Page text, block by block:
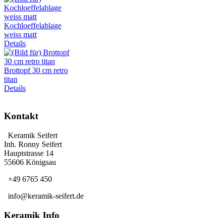
Kochloeffelablage
weiss matt
Details
Brottopf 30 cm retro
titan
Details
Kontakt
Keramik Seifert
Inh. Ronny Seifert
Hauptstrasse 14
55606 Königsau
+49 6765 450
info@keramik-seifert.de
Keramik Info